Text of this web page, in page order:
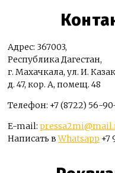
Адрес: 367003,
Республика Дагестан,
г. Махачкала, ул. И.
д. 47, кор. А, помещ. 48
Телефон: +7 (8722) 56-
E-mail:
Написать вWhatsapp +7